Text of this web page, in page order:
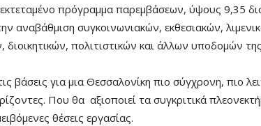
πρόγραμμα παρεμβάσεων, ύψους 9,35
αναβάθμιση συγκοινωνιακών, εκθεσιακών,
διοικητικών, πολιτιστικών και άλλων υποδομών
βάσεις για μια Θεσσαλονίκη πιο σύγχρονη, πιο
Που θα αξιοποιεί τα συγκριτικά
θέσεις εργασίας.